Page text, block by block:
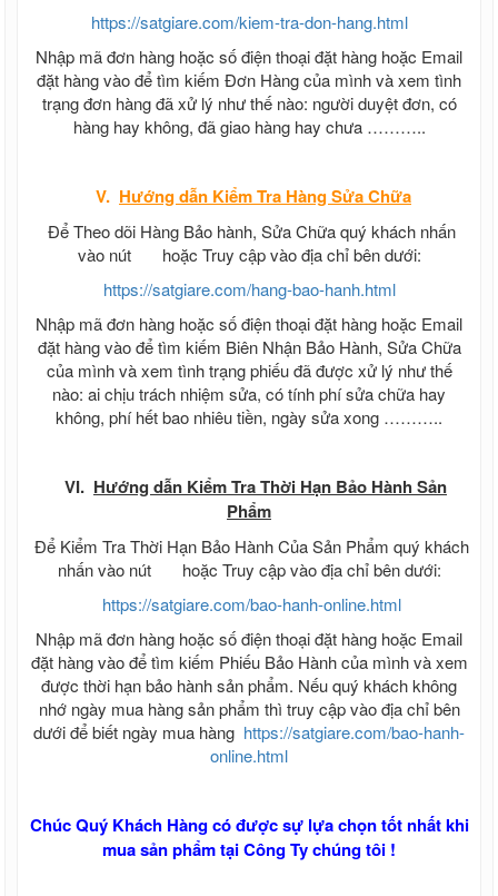
https://satgiare.com/kiem-tra-don-hang.html
Nhập mã đơn hàng hoặc số điện thoại đặt hàng hoặc Email
đặt hàng vào để tìm kiếm Đơn Hàng của mình và xem tình
trạng đơn hàng đã xử lý như thế nào: người duyệt đơn, có
hàng hay không, đã giao hàng hay chưa ………..
V. Hướng dẫn Kiểm Tra Hàng Sửa Chữa
Để Theo dõi Hàng Bảo hành, Sửa Chữa quý khách nhấn
vào nút
hoặc Truy cập vào địa chỉ bên dưới:
https://satgiare.com/hang-bao-hanh.html
Nhập mã đơn hàng hoặc số điện thoại đặt hàng hoặc Email
đặt hàng vào để tìm kiếm Biên Nhận Bảo Hành, Sửa Chữa
của mình và xem tình trạng phiếu đã được xử lý như thế
nào: ai chịu trách nhiệm sửa, có tính phí sửa chữa hay
không, phí hết bao nhiêu tiền, ngày sửa xong ………..
VI. Hướng dẫn Kiểm Tra Thời Hạn Bảo Hành Sản
Phẩm
Để Kiểm Tra Thời Hạn Bảo Hành Của Sản Phẩm quý khách
nhấn vào nút
hoặc Truy cập vào địa chỉ bên dưới:
https://satgiare.com/bao-hanh-online.html
Nhập mã đơn hàng hoặc số điện thoại đặt hàng hoặc Email
đặt hàng vào để tìm kiếm Phiếu Bảo Hành của mình và xem
được thời hạn bảo hành sản phẩm. Nếu quý khách không
nhớ ngày mua hàng sản phẩm thì truy cập vào địa chỉ bên
dưới để biết ngày mua hàng https://satgiare.com/bao-hanh-
online.html
Chúc Quý Khách Hàng có được sự lựa chọn tốt nhất khi
mua sản phẩm tại Công Ty chúng tôi !